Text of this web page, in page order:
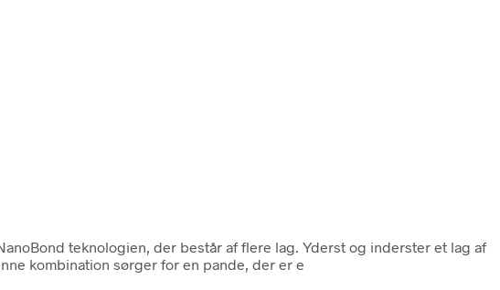
NanoBond teknologien, der består af flere lag. Yderst og inderster et lag af
kombination sørger for en pande, der er e